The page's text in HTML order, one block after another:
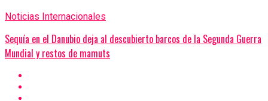
Noticias Internacionales
Sequía en el Danubio deja al descubierto barcos de la Segunda Guerra
Mundial y restos de mamuts